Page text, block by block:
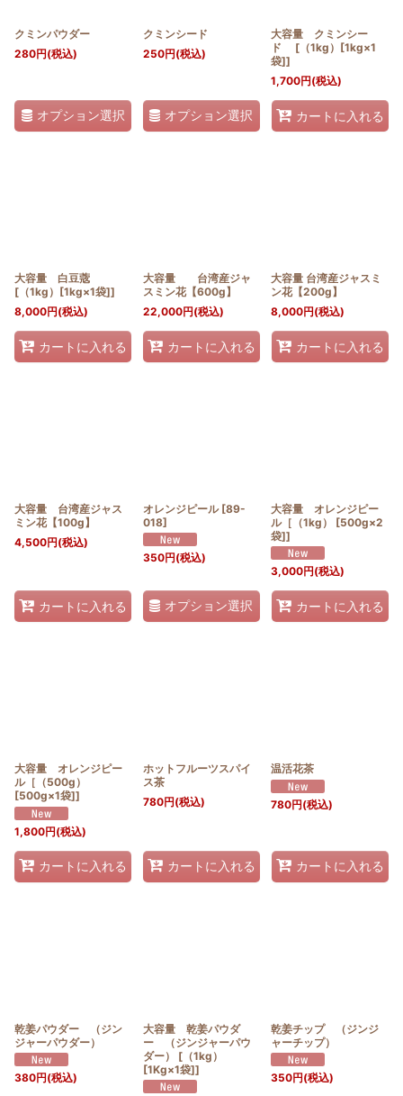
クミンパウダー
280円(税込)
オプション選択
クミンシード
250円(税込)
オプション選択
大容量 クミンシー
ド [（1kg）[1kg×1
袋]]
1,700円(税込)
カートに入れる
大容量 白豆蔲
[（1kg）[1kg×1袋]]
8,000円(税込)
カートに入れる
大容量 台湾産ジャ
スミン花【600g】
22,000円(税込)
カートに入れる
大容量 台湾産ジャスミ
ン花【200g】
8,000円(税込)
カートに入れる
大容量 台湾産ジャス
ミン花【100g】
4,500円(税込)
カートに入れる
オレンジピール [89-
018]
350円(税込)
オプション選択
大容量 オレンジピー
ル［（1kg） [500g×2
袋]]
3,000円(税込)
カートに入れる
大容量 オレンジピー
ル［（500g）
[500g×1袋]]
1,800円(税込)
カートに入れる
ホットフルーツスパイ
ス茶
780円(税込)
カートに入れる
温活花茶
780円(税込)
カートに入れる
乾姜パウダー （ジン
ジャーパウダー）
380円(税込)
大容量 乾姜パウダ
ー （ジンジャーパウ
ダー） [（1kg）
[1Kg×1袋]]
乾姜チップ （ジンジ
ャーチップ）
350円(税込)